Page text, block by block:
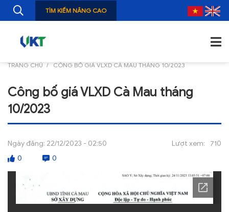
GIỚI THIỆU
TIN TỨC
NGHIÊN CỨU
ẤN PHẨM
ĐÀO TẠO, BỒI DƯỠNG
TƯ VẤN
TÌM KIẾM NÂNG CAO
TRANG CHỦ CÔNG BỐ GIÁ VLXD CÀ MAU THÁNG 10/2023
Công bố giá VLXD Cà Mau tháng
10/2023
Ngày đăng: 22/12/2023 - 02:50 Lượt xem:
710
0
0